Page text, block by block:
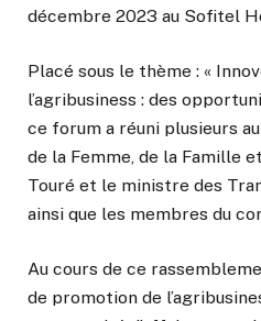
décembre 2023 au Sofitel
Placé sous le thème : «
l’agribusiness : des
ce forum a réuni plusieurs
de la Femme, de la Famille
Touré et le ministre des
ainsi que les membres du
Au cours de ce
de promotion de